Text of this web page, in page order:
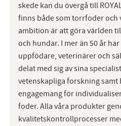
skede kan du övergå till
finns både som torrfoder och
ambition är att göra världen
och hundar. I mer än 50 år
uppfödare, veterinärer och
delat med sig av sina
vetenskapliga forskning samt
engagemang för
foder. Alla våra produkter
kvalitetskontrollprocesser